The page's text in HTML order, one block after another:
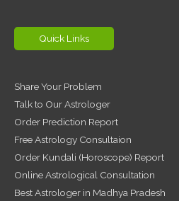
Quick Links
Share Your Problem
Talk to Our Astrologer
Order Prediction Report
Free Astrology Consultaion
Order Kundali (Horoscope) Report
Online Astrological Consultation
Best Astrologer in Madhya Pradesh